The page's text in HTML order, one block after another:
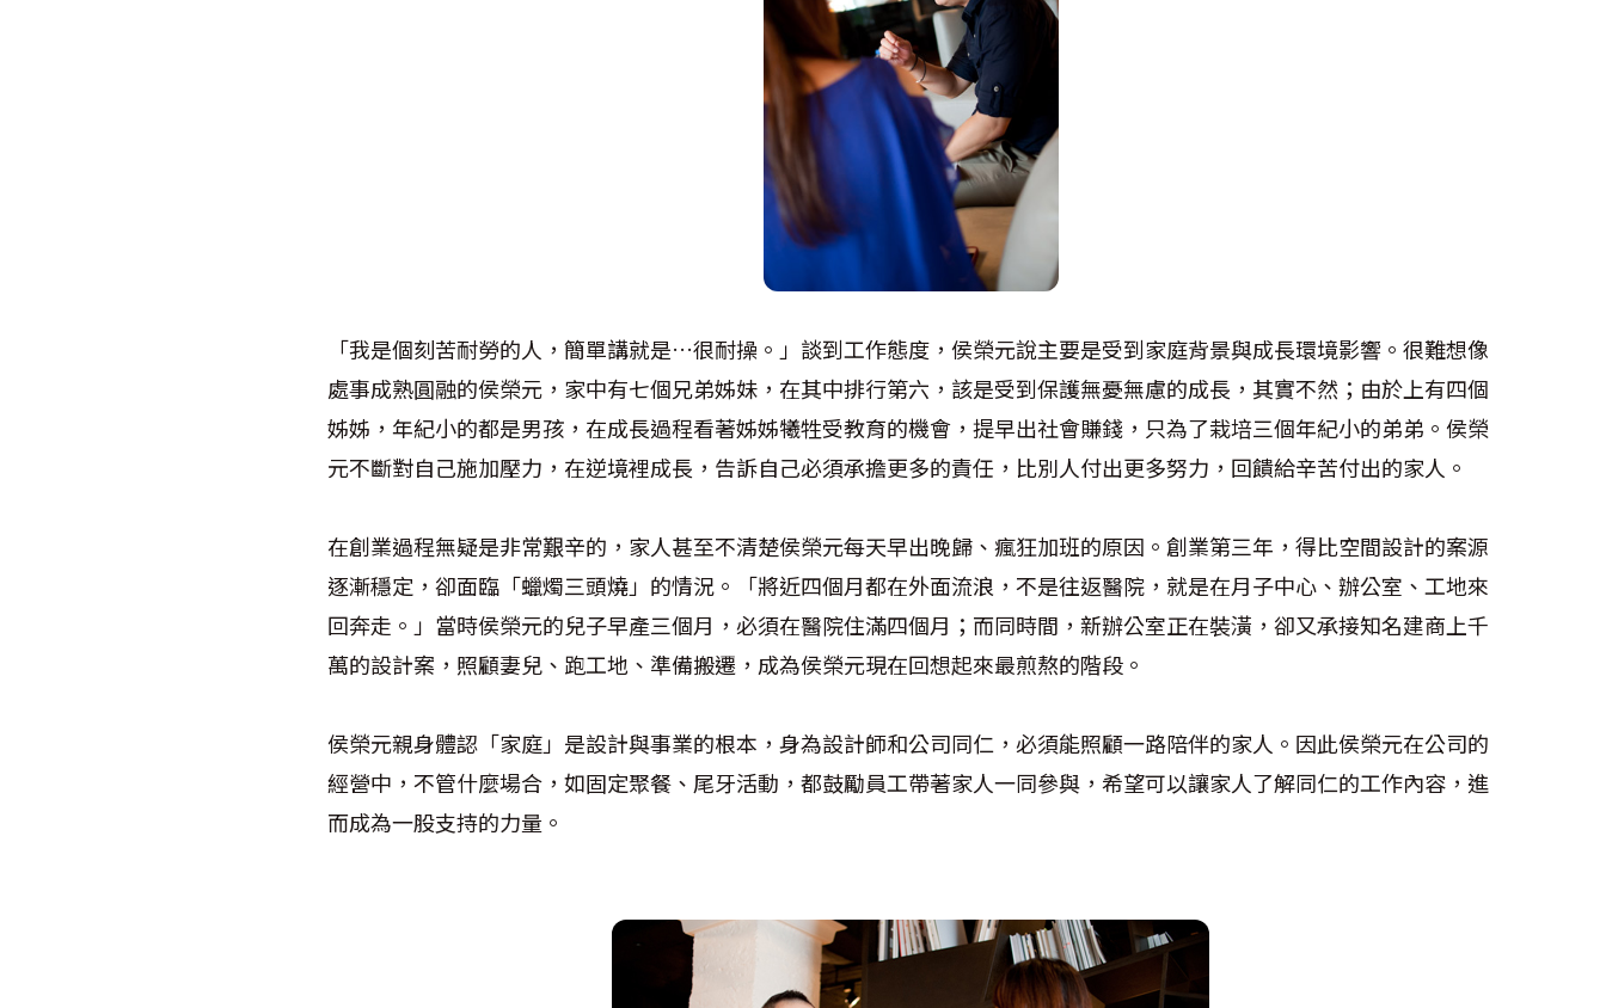
「我是個刻苦耐勞的人，簡單講就是…很耐操。」談到工作態度，侯榮元說主要是受到家庭背景與成長環境影響。很難想像
處事成熟圓融的侯榮元，家中有七個兄弟姊妹，在其中排行第六，該是受到保護無憂無慮的成長，其實不然；由於上有四個
姊姊，年紀小的都是男孩，在成長過程看著姊姊犧牲受教育的機會，提早出社會賺錢，只為了栽培三個年紀小的弟弟。侯榮
元不斷對自己施加壓力，在逆境裡成長，告訴自己必須承擔更多的責任，比別人付出更多努力，回饋給辛苦付出的家人。
在創業過程無疑是非常艱辛的，家人甚至不清楚侯榮元每天早出晚歸、瘋狂加班的原因。創業第三年，得比空間設計的案源
逐漸穩定，卻面臨「蠟燭三頭燒」的情況。「將近四個月都在外面流浪，不是往返醫院，就是在月子中心、辦公室、工地來
回奔走。」當時侯榮元的兒子早產三個月，必須在醫院住滿四個月；而同時間，新辦公室正在裝潢，卻又承接知名建商上千
萬的設計案，照顧妻兒、跑工地、準備搬遷，成為侯榮元現在回想起來最煎熬的階段。
侯榮元親身體認「家庭」是設計與事業的根本，身為設計師和公司同仁，必須能照顧一路陪伴的家人。因此侯榮元在公司的
經營中，不管什麼場合，如固定聚餐、尾牙活動，都鼓勵員工帶著家人一同參與，希望可以讓家人了解同仁的工作內容，進
而成為一股支持的力量。